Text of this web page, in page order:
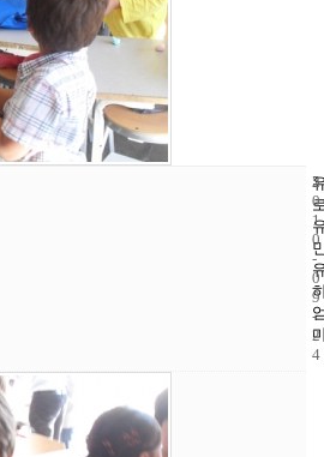
5
2
0
1
0
-
0
9
-
2
4